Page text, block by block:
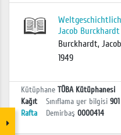
Jacob Burckhardt
Burckhardt, Jacob
1949
Kütüphane TÜBA Kütüphanesi
Kağıt
Sınıflama yer bilgisi
Rafta
Demirbaş 0000414